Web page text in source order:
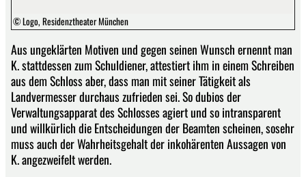
© Logo, Residenztheater München
Aus ungeklärten Motiven und gegen seinen Wunsch ernennt man
K. stattdessen zum Schuldiener, attestiert ihm in einem Schreiben
aus dem Schloss aber, dass man mit seiner Tätigkeit als
Landvermesser durchaus zufrieden sei. So dubios der
Verwaltungsapparat des Schlosses agiert und so intransparent
und willkürlich die Entscheidungen der Beamten scheinen, sosehr
muss auch der Wahrheitsgehalt der inkohärenten Aussagen von
K. angezweifelt werden.